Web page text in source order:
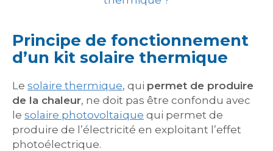
Principe de fonctionnement
d’un kit solaire thermique
Le solaire thermique, qui permet de produire
de la chaleur, ne doit pas être confondu avec
le solaire photovoltaïque qui permet de
produire de l’électricité en exploitant l’effet
photoélectrique.